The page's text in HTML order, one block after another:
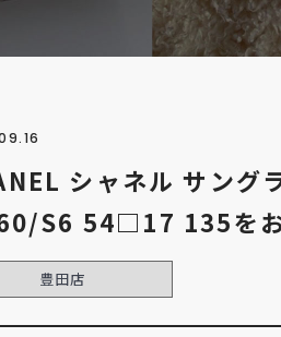
シャネル サング
S6 54□17 135をお
豊田店